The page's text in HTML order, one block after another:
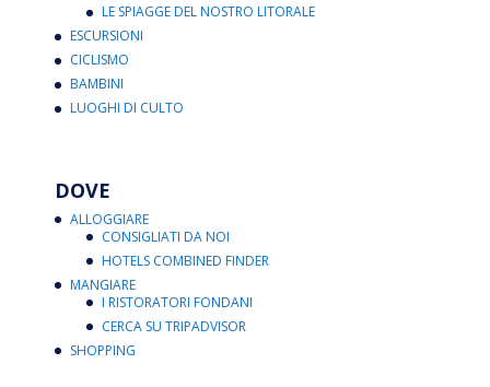
LE SPIAGGE DEL NOSTRO LITORALE
ESCURSIONI
CICLISMO
BAMBINI
LUOGHI DI CULTO
DOVE
ALLOGGIARE
CONSIGLIATI DA NOI
HOTELS COMBINED FINDER
MANGIARE
I RISTORATORI FONDANI
CERCA SU TRIPADVISOR
SHOPPING